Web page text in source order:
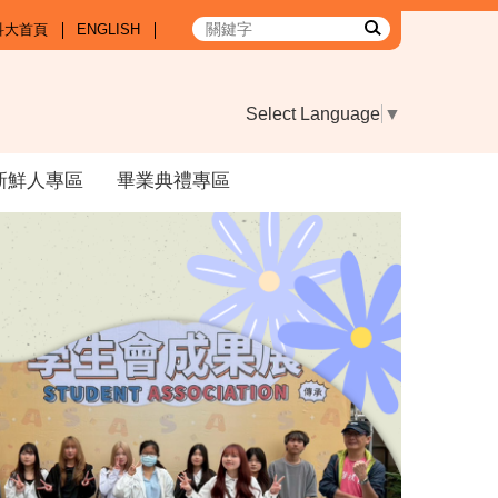
大首頁 ENGLISH
Select Language ▼
鮮人專區 畢業典禮專區